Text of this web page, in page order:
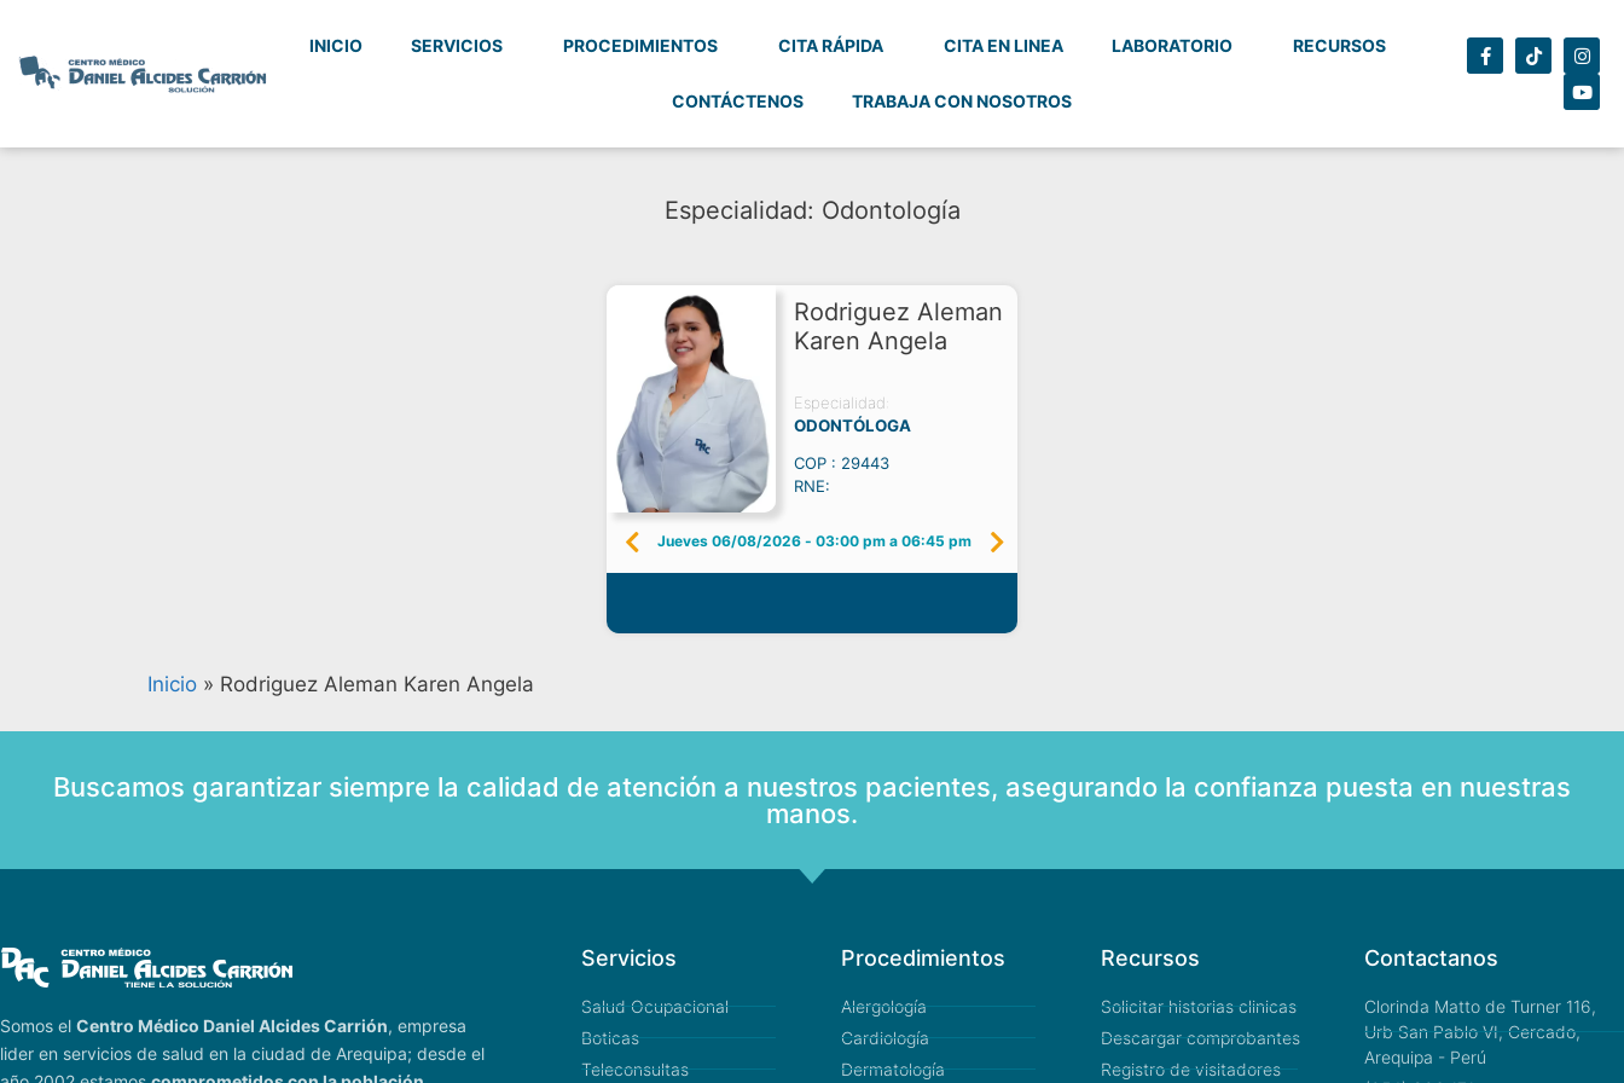
INICIO SERVICIOS PROCEDIMIENTOS CITA RÁPIDA CITA EN LINEA LABORATORIO RECURSOS
CONTÁCTENOS TRABAJA CON NOSOTROS
Especialidad: Odontología
Rodriguez Aleman
Karen Angela
Especialidad:
ODONTÓLOGA
COP : 29443
RNE:
Jueves 06/08/2026 - 03:00 pm a 06:45 pm
Inicio » Rodriguez Aleman Karen Angela
Buscamos garantizar siempre la calidad de atención a nuestros pacientes, asegurando la confianza puesta en nuestras
manos.
Somos el Centro Médico Daniel Alcides Carrión, empresa
lider en servicios de salud en la ciudad de Arequipa; desde el
Servicios
Salud Ocupacional
Boticas
Teleconsultas
Procedimientos
Alergología
Cardiología
Dermatología
Recursos
Solicitar historias clinicas
Descargar comprobantes
Registro de visitadores
Contactanos
Clorinda Matto de Turner 116,
Urb San Pablo VI, Cercado,
Arequipa - Perú